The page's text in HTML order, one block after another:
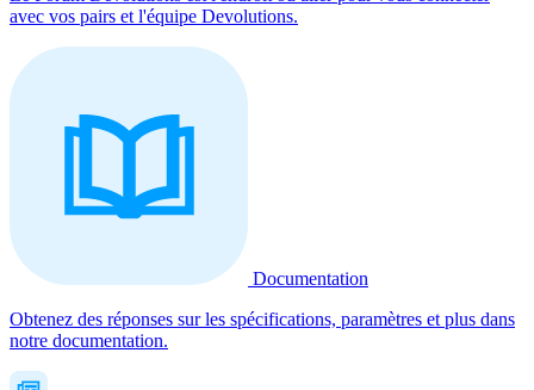
avec vos pairs et l'équipe Devolutions.
Documentation
Obtenez des réponses sur les spécifications, paramètres et plus dans
notre documentation.